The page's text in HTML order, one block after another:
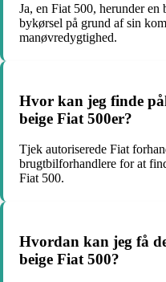
Ja, en Fiat 500, herunder
bykørsel på grund af sin
manøvredygtighed.
Hvor kan jeg finde
beige Fiat 500er?
Tjek autoriserede Fiat
brugtbilforhandlere for at
Fiat 500.
Hvordan kan jeg få
beige Fiat 500?